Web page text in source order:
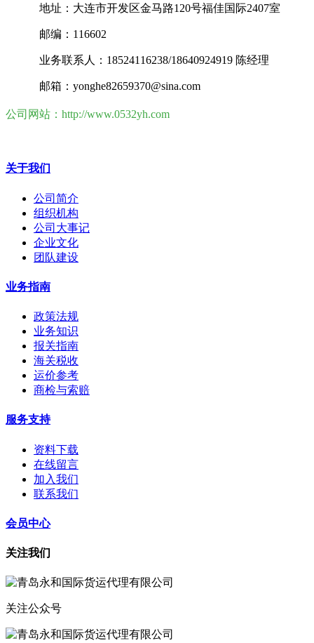
地址：大连市开发区金马路120号福佳国际2407室
邮编：116602
业务联系人：18524116238/18640924919 陈经理
邮箱：yonghe82659370@sina.com
公司网站：http://www.0532yh.com
关于我们
公司简介
组织机构
公司大事记
企业文化
团队建设
业务指南
政策法规
业务知识
报关指南
海关税收
运价参考
商检与索赔
服务支持
资料下载
在线留言
加入我们
联系我们
会员中心
关注我们
关注公众号